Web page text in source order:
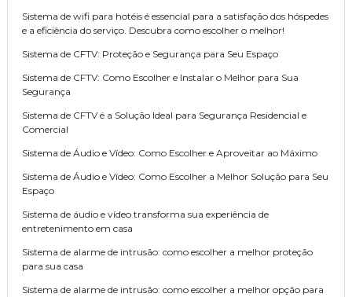
Sistema de wifi para hotéis é essencial para a satisfação dos hóspedes
e a eficiência do serviço. Descubra como escolher o melhor!
Sistema de CFTV: Proteção e Segurança para Seu Espaço
Sistema de CFTV: Como Escolher e Instalar o Melhor para Sua
Segurança
Sistema de CFTV é a Solução Ideal para Segurança Residencial e
Comercial
Sistema de Áudio e Vídeo: Como Escolher e Aproveitar ao Máximo
Sistema de Áudio e Vídeo: Como Escolher a Melhor Solução para Seu
Espaço
Sistema de áudio e vídeo transforma sua experiência de
entretenimento em casa
Sistema de alarme de intrusão: como escolher a melhor proteção
para sua casa
Sistema de alarme de intrusão: como escolher a melhor opção para